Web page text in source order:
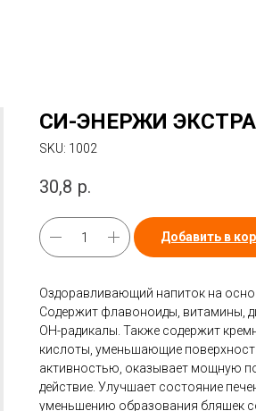
СИ-ЭНЕРЖИ ЭКСТРА
SKU: 1002
30,8 р.
Добавить в
Оздоравливающий напиток на
Содержит флавоноиды, витамины,
ОН-радикалы. Также содержит
кислоты, уменьшающие
активностью, оказывает мощную
действие. Улучшает состояние
уменьшению образования бляшек